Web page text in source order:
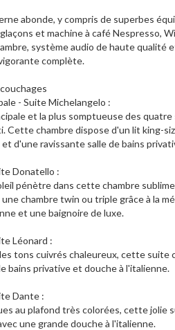
abonde, y compris de superbes
et machine à café Nespresso,
système audio de haute qualité
complète.
- Suite Michelangelo :
et la plus somptueuse des
Cette chambre dispose d'un lit king-
d'une ravissante salle de bains
Donatello :
pénètre dans cette chambre
chambre twin ou triple grâce à la
et une baignoire de luxe.
Léonard :
tons cuivrés chaleureux, cette
bains privative et douche à l'italienne.
Dante :
au plafond très colorées, cette jolie
une grande douche à l'italienne.